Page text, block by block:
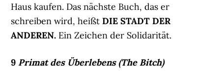
Haus kaufen. Das nächste Buch, das er
schreiben wird, heißtDIE STADT DER
ANDEREN. Ein Zeichen der Solidarität.
9 Primat des Überlebens (The Bitch)